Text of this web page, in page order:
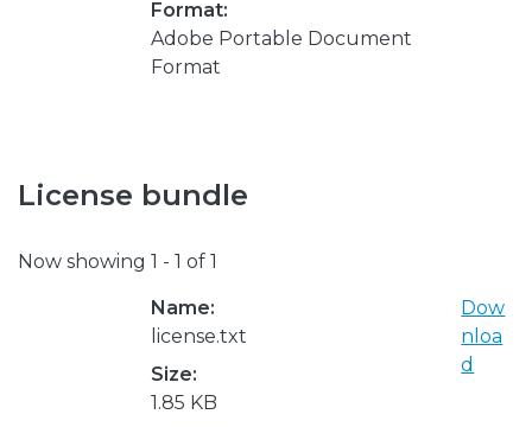
Format:
Adobe Portable Document
Format
License bundle
Now showing 1 - 1 of 1
Name:
license.txt
Size:
1.85 KB
Dow
nloa
d